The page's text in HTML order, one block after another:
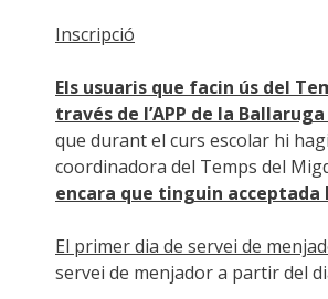
Inscripció
Els usuaris que facin ús del
través de l’APP de la
que durant el curs escolar hi
coordinadora del Temps del
encara que tinguin acceptada
El primer dia de servei de
servei de menjador a partir del